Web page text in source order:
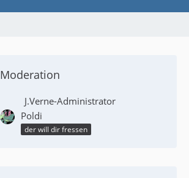
Moderation
J.Verne-Administrator
Poldi
der will dir fressen